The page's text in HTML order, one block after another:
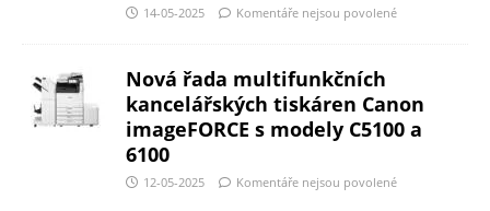
14-05-2025 Komentáře nejsou povolené
Nová řada multifunkčních
kancelářských tiskáren Canon
imageFORCE s modely C5100 a
6100
12-05-2025 Komentáře nejsou povolené